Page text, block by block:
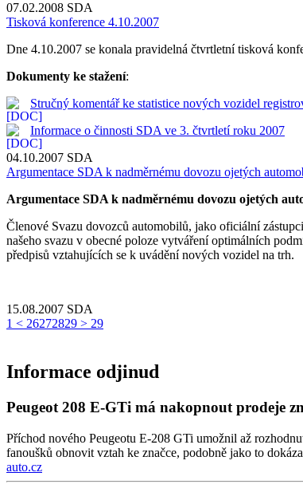
07.02.2008 SDA
Tisková konference 4.10.2007
Dne 4.10.2007 se konala pravidelná čtvrtletní tisková
Dokumenty ke stažení:
Stručný komentář ke statistice nových vozidel
Informace o činnosti SDA ve 3. čtvrtletí roku 2007
04.10.2007 SDA
Argumentace SDA k nadměrnému dovozu ojetých
Argumentace SDA k nadměrnému dovozu ojetých
Členové Svazu dovozců automobilů, jako oficiální
našeho svazu v obecné poloze vytváření optimálních
předpisů vztahujících se k uvádění nových vozidel na trh.
15.08.2007 SDA
1 < 26272829 > 29
Informace odjinud
Peugeot 208 E-GTi má nakopnout prodeje
Příchod nového Peugeotu E-208 GTi umožnil až
fanoušků obnovit vztah ke značce, podobně jako to
auto.cz